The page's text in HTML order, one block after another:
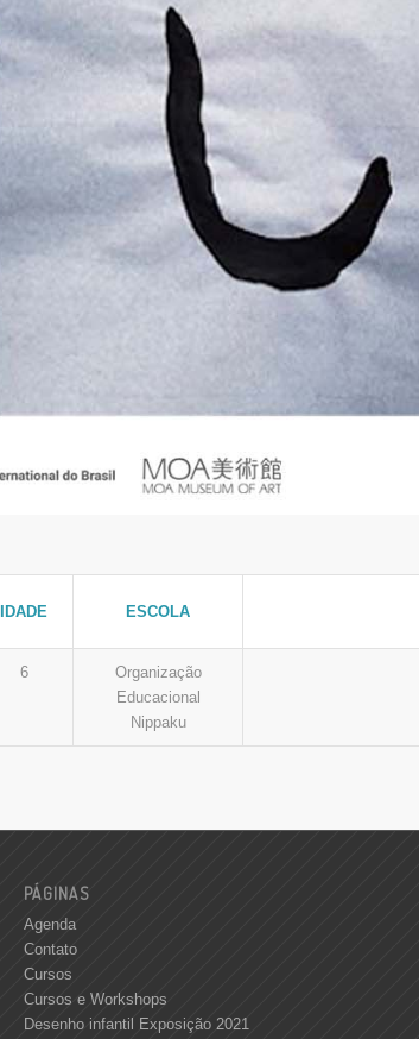
IDADE ESCOLA
6
Organização
Educacional
Nippaku
PÁGINAS
Agenda
Contato
Cursos
Cursos e Workshops
Desenho infantil Exposição 2021